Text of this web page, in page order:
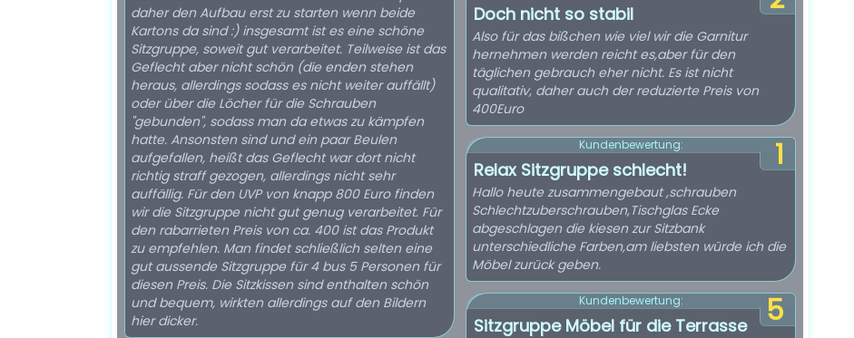
daher den Aufbau erst zu starten wenn beide
Kartons da sind :) insgesamt ist es eine schöne
Sitzgruppe, soweit gut verarbeitet. Teilweise ist das
Geflecht aber nicht schön (die enden stehen
heraus, allerdings sodass es nicht weiter auffällt)
oder über die Löcher für die Schrauben
"gebunden", sodass man da etwas zu kämpfen
hatte. Ansonsten sind und ein paar Beulen
aufgefallen, heißt das Geflecht war dort nicht
richtig straff gezogen, allerdings nicht sehr
auffällig. Für den UVP von knapp 800 Euro finden
wir die Sitzgruppe nicht gut genug verarbeitet. Für
den rabarrieten Preis von ca. 400 ist das Produkt
zu empfehlen. Man findet schließlich selten eine
gut aussende Sitzgruppe für 4 bus 5 Personen für
diesen Preis. Die Sitzkissen sind enthalten schön
und bequem, wirkten allerdings auf den Bildern
hier dicker.
Doch nicht so stabil
Also für das bißchen wie viel wir die Garnitur
hernehmen werden reicht es,aber für den
täglichen gebrauch eher nicht. Es ist nicht
qualitativ, daher auch der reduzierte Preis von
400Euro
1
Kundenbewertung:
Relax Sitzgruppe schlecht!
Hallo heute zusammengebaut ,schrauben
Schlechtzuberschrauben,Tischglas Ecke
abgeschlagen die kiesen zur Sitzbank
unterschiedliche Farben,am liebsten würde ich die
Möbel zurück geben.
5
Kundenbewertung:
Sitzgruppe Möbel für die Terrasse